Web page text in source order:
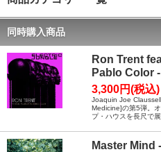
同時購入商品
Ron Trent
Pablo Color
3,300円(税込)
Joaquin Joe
Medicine]の第5弾。
プ・ハウスを長尺で
Master Mind